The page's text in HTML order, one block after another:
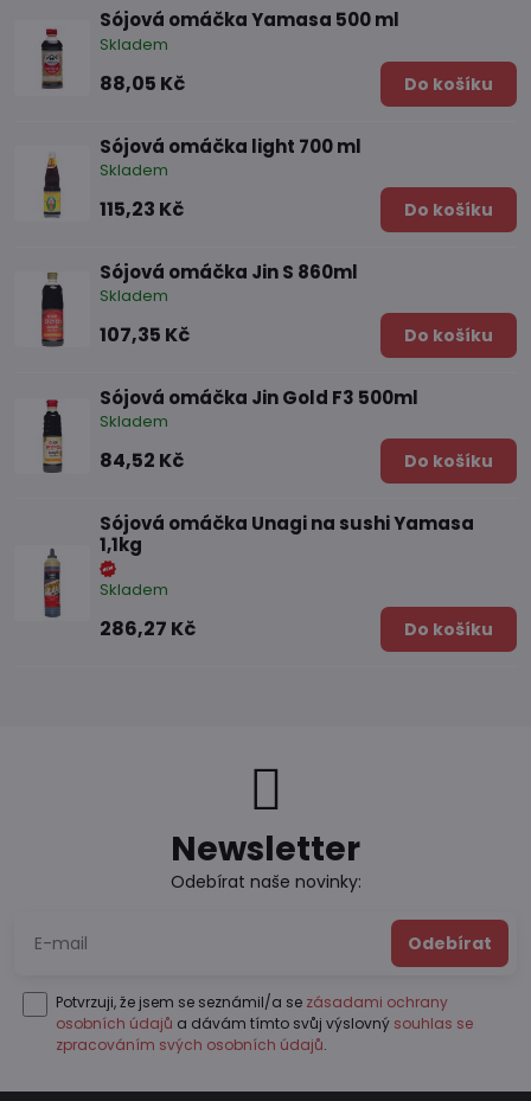
Sójová omáčka Yamasa 500 ml
Skladem
88,05 Kč Do košíku
Sójová omáčka light 700 ml
Skladem
115,23 Kč Do košíku
Sójová omáčka Jin S 860ml
Skladem
107,35 Kč Do košíku
Sójová omáčka Jin Gold F3 500ml
Skladem
84,52 Kč Do košíku
Sójová omáčka Unagi na sushi Yamasa
1,1kg
Skladem
286,27 Kč Do košíku
Newsletter
Odebírat naše novinky:
Odebírat
Potvrzuji, že jsem se seznámil/a se zásadami ochrany
osobních údajů a dávám tímto svůj výslovný souhlas se
zpracováním svých osobních údajů.